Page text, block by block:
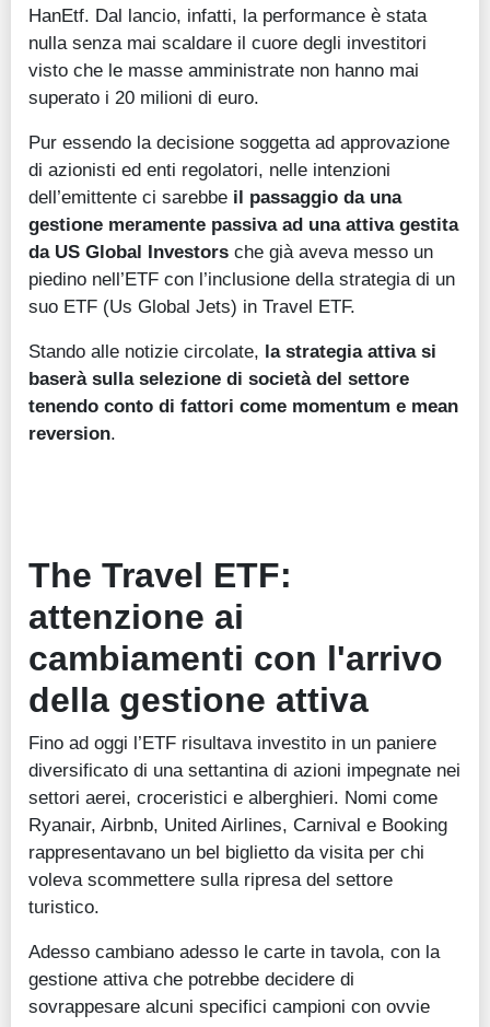
HanEtf. Dal lancio, infatti, la performance è stata
nulla senza mai scaldare il cuore degli investitori
visto che le masse amministrate non hanno mai
superato i 20 milioni di euro.
Pur essendo la decisione soggetta ad approvazione
di azionisti ed enti regolatori, nelle intenzioni
dell’emittente ci sarebbe il passaggio da una
gestione meramente passiva ad una attiva gestita
da US Global Investors che già aveva messo un
piedino nell’ETF con l’inclusione della strategia di un
suo ETF (Us Global Jets) in Travel ETF.
Stando alle notizie circolate, la strategia attiva si
baserà sulla selezione di società del settore
tenendo conto di fattori come momentum e mean
reversion.
The Travel ETF:
attenzione ai
cambiamenti con l'arrivo
della gestione attiva
Fino ad oggi l’ETF risultava investito in un paniere
diversificato di una settantina di azioni impegnate nei
settori aerei, croceristici e alberghieri. Nomi come
Ryanair, Airbnb, United Airlines, Carnival e Booking
rappresentavano un bel biglietto da visita per chi
voleva scommettere sulla ripresa del settore
turistico.
Adesso cambiano adesso le carte in tavola, con la
gestione attiva che potrebbe decidere di
sovrappesare alcuni specifici campioni con ovvie